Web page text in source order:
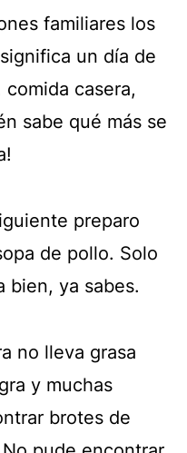
familiares los
un día de
casera,
sabe qué más se
preparo
de pollo. Solo
bien, ya sabes.
no lleva grasa
y muchas
brotes de